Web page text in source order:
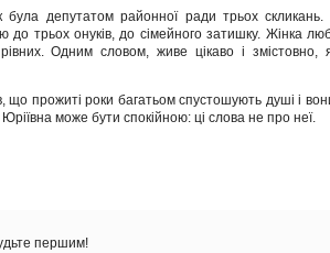
депутатом районної ради трьох скликань.
до трьох онуків, до сімейного затишку. Жінка
Одним словом, живе цікаво і змістовно,
що прожиті роки багатьом спустошують душі і
може бути спокійною: ці слова не про неї.
першим!